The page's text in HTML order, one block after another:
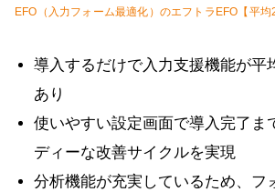
EFO（入力フォーム最適化）のエフトラEFO【平均
導入するだけで入力支援機能が平
あり
使いやすい設定画面で導入完了ま
ディーな改善サイクルを実現
分析機能が充実しているため、フ